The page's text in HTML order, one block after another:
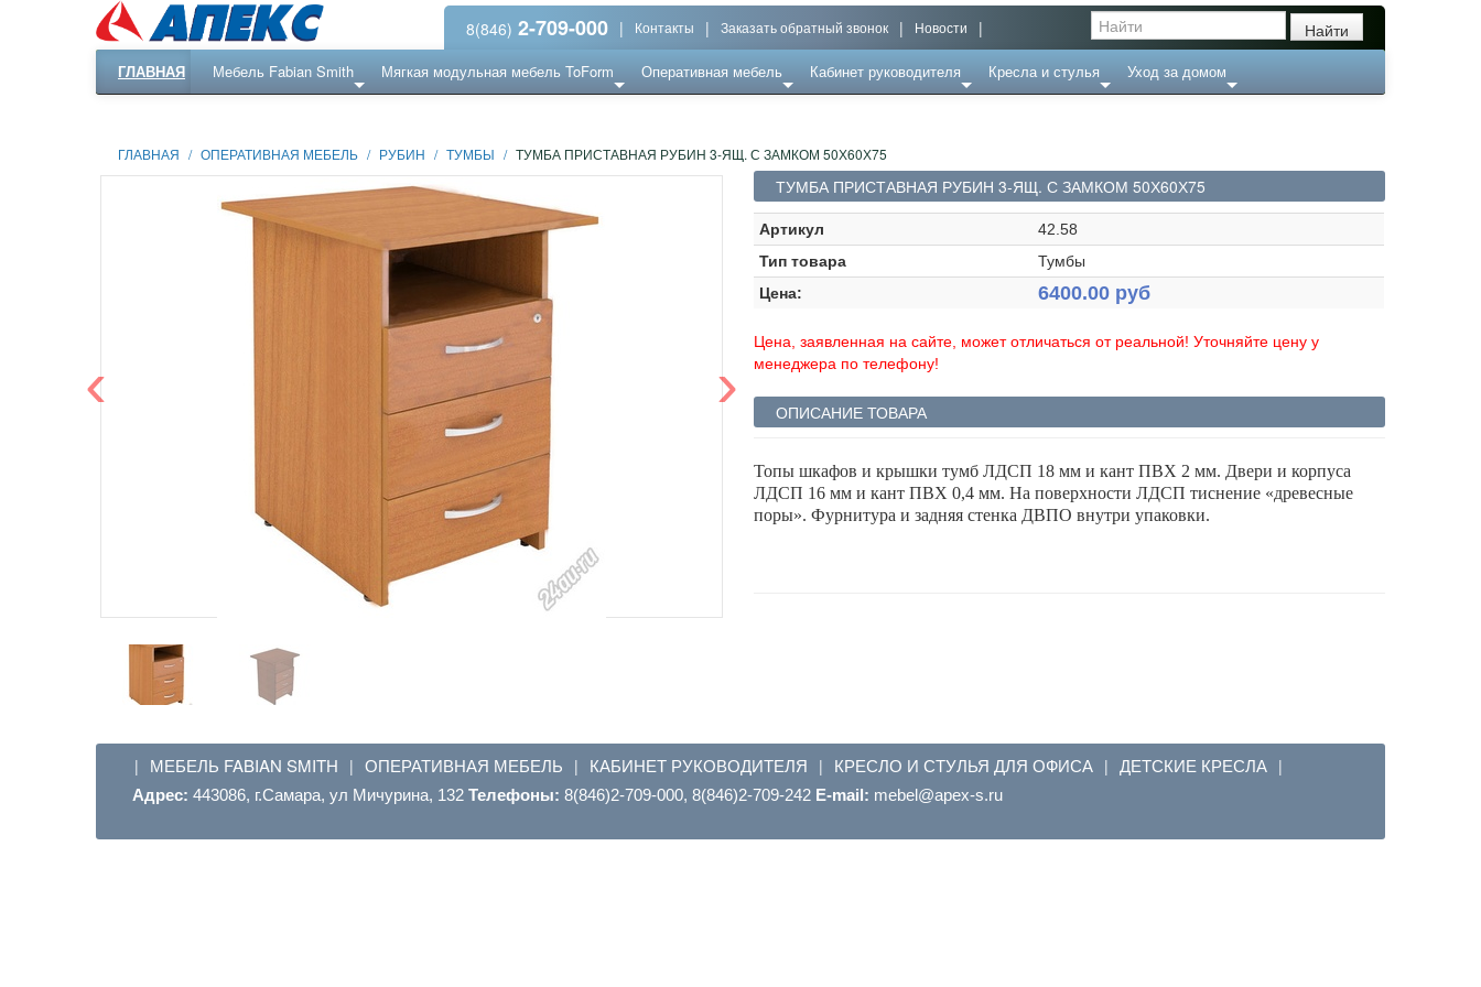
8(846) 2-709-000 | Контакты | Заказать обратный звонок | Новости |
ГЛАВНАЯ Мебель Fabian Smith Мягкая модульная мебель ToForm Оперативная мебель Кабинет руководителя Кресла и стулья Уход за домом
ГЛАВНАЯ / ОПЕРАТИВНАЯ МЕБЕЛЬ / РУБИН / ТУМБЫ / ТУМБА ПРИСТАВНАЯ РУБИН 3-ЯЩ. С ЗАМКОМ 50Х60Х75
‹ ›
ТУМБА ПРИСТАВНАЯ РУБИН 3-ЯЩ. С ЗАМКОМ 50Х60Х75
Артикул
42.58
Тип товара
Тумбы
Цена:
6400.00 руб
Цена, заявленная на сайте, может отличаться от реальной! Уточняйте цену у
менеджера по телефону!
ОПИСАНИЕ ТОВАРА
Топы шкафов и крышки тумб ЛДСП 18 мм и кант ПВХ 2 мм. Двери и корпуса
ЛДСП 16 мм и кант ПВХ 0,4 мм. На поверхности ЛДСП тиснение «древесные
поры». Фурнитура и задняя стенка ДВПО внутри упаковки.
| МЕБЕЛЬ FABIAN SMITH | ОПЕРАТИВНАЯ МЕБЕЛЬ | КАБИНЕТ РУКОВОДИТЕЛЯ | КРЕСЛО И СТУЛЬЯ ДЛЯ ОФИСА | ДЕТСКИЕ КРЕСЛА |
Адрес: 443086, г.Самара, ул Мичурина, 132 Телефоны: 8(846)2-709-000, 8(846)2-709-242 E-mail: ur.s-xepa@lebem